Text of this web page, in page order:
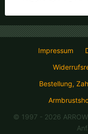
Impressum
Bestellung,
© 1997 - 2026